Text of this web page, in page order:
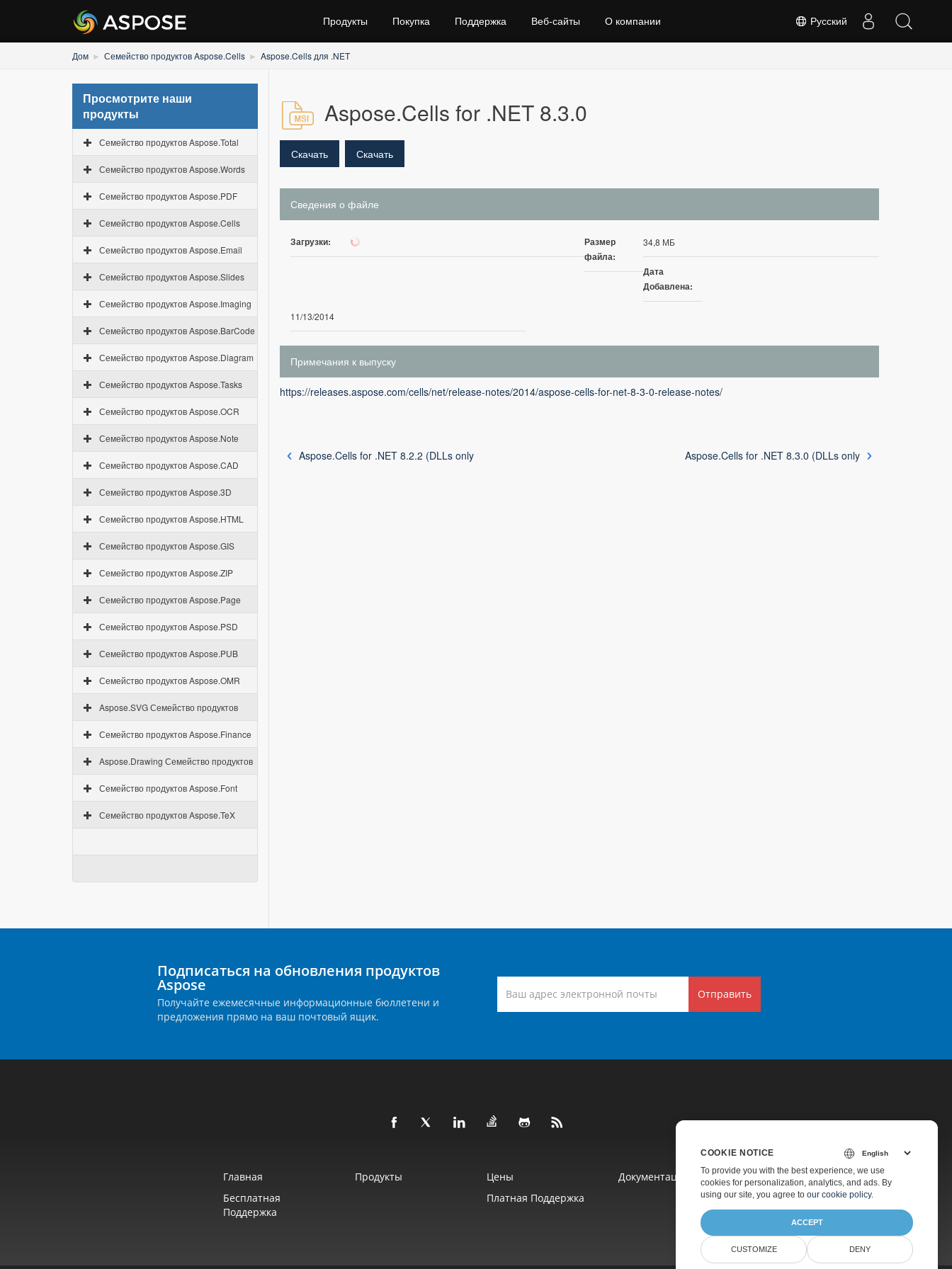
Русский
Продукты Покупка Поддержка Веб‑сайты О компании
Дом Семейство продуктов Aspose.Cells Aspose.Cells для .NET
Просмотрите наши
продукты
Семейство продуктов Aspose.Total
Семейство продуктов Aspose.Words
Семейство продуктов Aspose.PDF
Семейство продуктов Aspose.Cells
Семейство продуктов Aspose.Email
Семейство продуктов Aspose.Slides
Семейство продуктов Aspose.Imaging
Семейство продуктов Aspose.BarCode
Семейство продуктов Aspose.Diagram
Семейство продуктов Aspose.Tasks
Семейство продуктов Aspose.OCR
Семейство продуктов Aspose.Note
Семейство продуктов Aspose.CAD
Семейство продуктов Aspose.3D
Семейство продуктов Aspose.HTML
Семейство продуктов Aspose.GIS
Семейство продуктов Aspose.ZIP
Семейство продуктов Aspose.Page
Семейство продуктов Aspose.PSD
Семейство продуктов Aspose.PUB
Семейство продуктов Aspose.OMR
Aspose.SVG Семейство продуктов
Семейство продуктов Aspose.Finance
Aspose.Drawing Семейство продуктов
Семейство продуктов Aspose.Font
Семейство продуктов Aspose.TeX
Aspose.Cells for .NET 8.3.0
Скачать Скачать
Сведения о файле
Загрузки: 839
Размер
файла:
34,8 МБ
Дата
Добавлена:
11/13/2014
Примечания к выпуску
https://releases.aspose.com/cells/net/release-notes/2014/aspose-cells-for-net-8-3-0-release-notes/
Aspose.Cells for .NET 8.2.2 (DLLs only Aspose.Cells for .NET 8.3.0 (DLLs only
Подписаться на обновления продуктов
Aspose
Получайте ежемесячные информационные бюллетени и
предложения прямо на ваш почтовый ящик.
Отправить
Главная Продукты Цены
Документация
Бесплатная
Поддержка
Платная Поддержка
COOKIE NOTICE
To provide you with the best experience, we use
cookies for personalization, analytics, and ads. By
using our site, you agree to our cookie policy.
ACCEPT
CUSTOMIZE DENY